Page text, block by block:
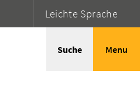
Leichte Sprache
Suche Menu